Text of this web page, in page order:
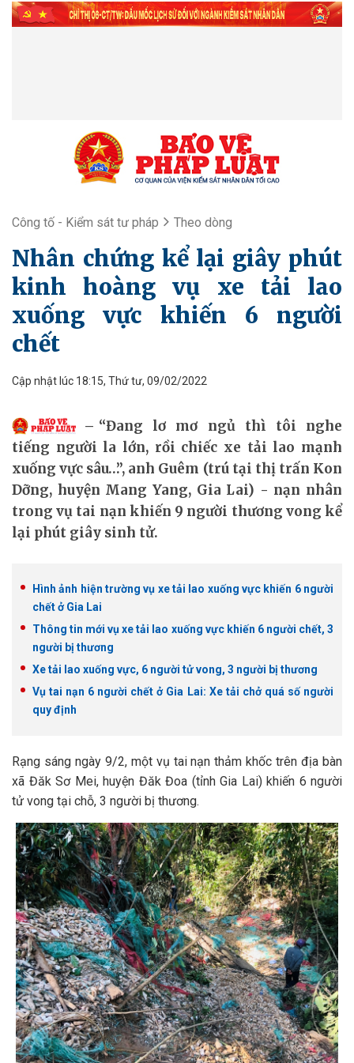
Công tố - Kiểm sát tư pháp Theo dòng
Nhân chứng kể lại giây phút
kinh hoàng vụ xe tải lao
xuống vực khiến 6 người
chết
Cập nhật lúc 18:15, Thứ tư, 09/02/2022
“Đang lơ mơ ngủ thì tôi nghe
tiếng người la lớn, rồi chiếc xe tải lao mạnh
xuống vực sâu…”, anh Guêm (trú tại thị trấn Kon
Dỡng, huyện Mang Yang, Gia Lai) - nạn nhân
trong vụ tai nạn khiến 9 người thương vong kể
lại phút giây sinh tử.
Hình ảnh hiện trường vụ xe tải lao xuống vực khiến 6 người
chết ở Gia Lai
Thông tin mới vụ xe tải lao xuống vực khiến 6 người chết, 3
người bị thương
Xe tải lao xuống vực, 6 người tử vong, 3 người bị thương
Vụ tai nạn 6 người chết ở Gia Lai: Xe tải chở quá số người
quy định
Rạng sáng ngày 9/2, một vụ tai nạn thảm khốc trên địa bàn
xã Đăk Sơ Mei, huyện Đăk Đoa (tỉnh Gia Lai) khiến 6 người
tử vong tại chỗ, 3 người bị thương.